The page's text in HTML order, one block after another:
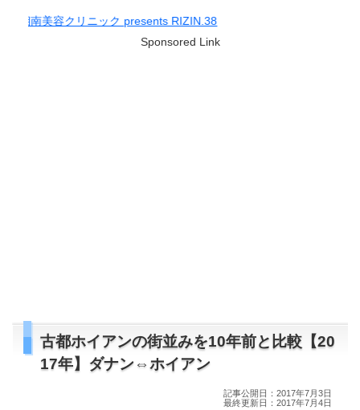
Sponsored Link
古都ホイアンの街並みを10年前と比較【20
17年】ダナン⇔ホイアン
記事公開日：2017年7月3日
最終更新日：2017年7月4日